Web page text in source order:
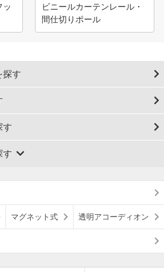
ッ
ビニールカーテンレール・
間仕切りポール
探す
す
す
マグネット式 透明アコーディオン